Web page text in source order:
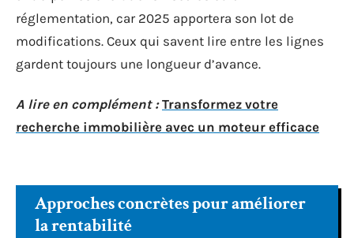
réglementation, car 2025 apportera son lot de
modifications. Ceux qui savent lire entre les lignes
gardent toujours une longueur d’avance.
A lire en complément : Transformez votre
recherche immobilière avec un moteur efficace
Approches concrètes pour améliorer
la rentabilité